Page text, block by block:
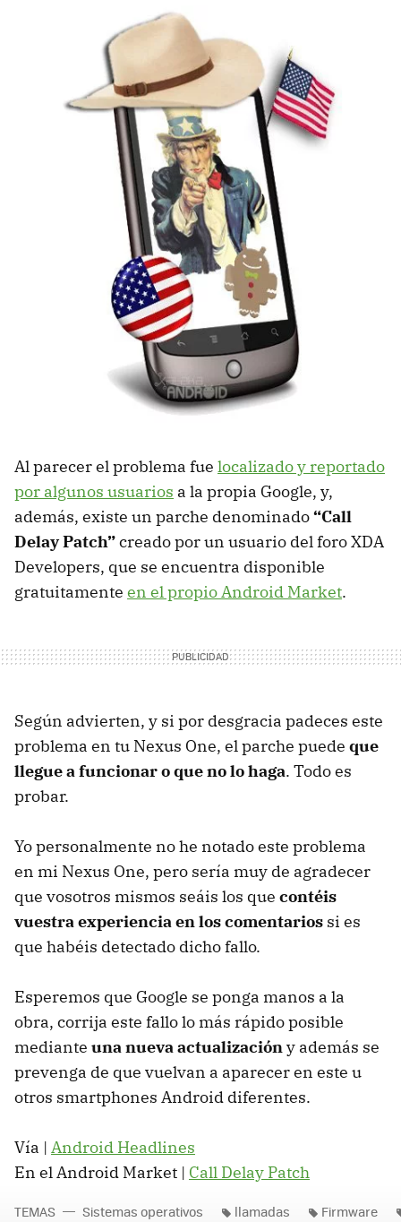
Al parecer el problema fue localizado y reportado
por algunos usuarios a la propia Google, y,
además, existe un parche denominado“Call
Delay Patch”creado por un usuario del foroXDA
Developers, que se encuentra disponible
gratuitamente en el propio Android Market.
Según advierten, y si por desgracia padeces este
problema en tu Nexus One, el parche puede que
llegue a funcionar o que no lo haga. Todo es
probar.
Yo personalmente no he notado este problema
en mi Nexus One, pero sería muy de agradecer
que vosotros mismos seáis los que contéis
vuestra experiencia en los comentarios si es
que habéis detectado dicho fallo.
Esperemos que Google se ponga manos a la
obra, corrija este fallo lo más rápido posible
mediante una nueva actualizacióny además se
prevenga de que vuelvan a aparecer en este u
otros smartphones Android diferentes.
Vía | Android Headlines
En el Android Market | Call Delay Patch
TEMAS Sistemas operativos llamadas Firmware